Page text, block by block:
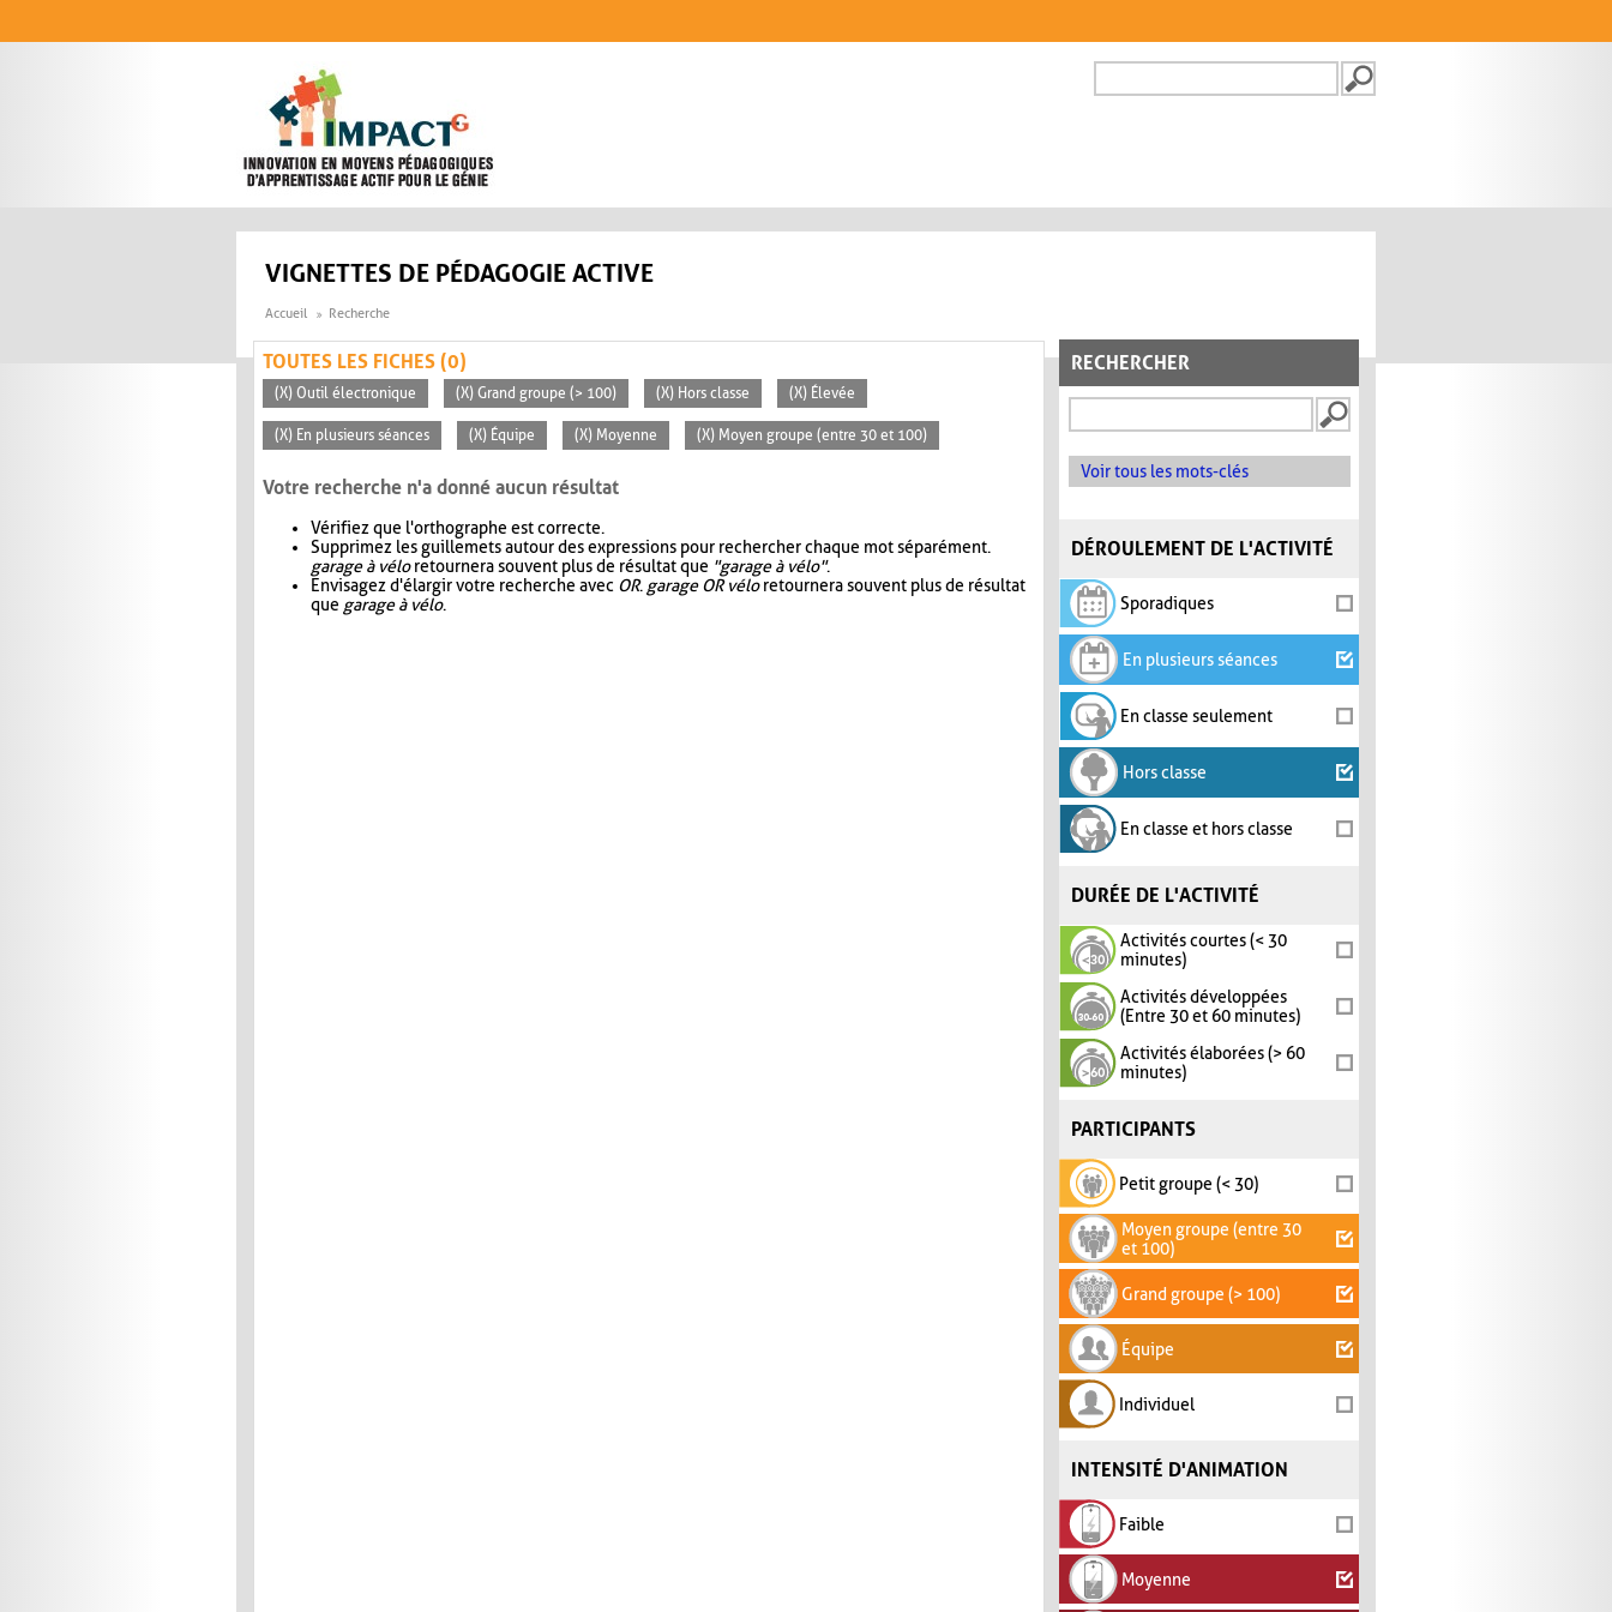
FORMULAIRE DE
VIGNETTES DE PÉDAGOGIE ACTIVE
Accueil Recherche
RECHERCHER
Voir tous les mots-clés
DÉROULEMENT DE L'ACTIVITÉ
Sporadiques
En plusieurs séances
En classe seulement
Hors classe
En classe et hors classe
DURÉE DE L'ACTIVITÉ
Activités courtes (< 30
minutes)
Activités développées
(Entre 30 et 60 minutes)
Activités élaborées (> 60
minutes)
PARTICIPANTS
Petit groupe (< 30)
Moyen groupe (entre 30
et 100)
Grand groupe (> 100)
Équipe
Individuel
INTENSITÉ D'ANIMATION
Faible
Moyenne
TOUTES LES FICHES (0)
(X) Outil électronique (X) Grand groupe (> 100) (X) Hors classe (X) Élevée
(X) En plusieurs séances (X) Équipe (X) Moyenne (X) Moyen groupe (entre 30 et 100)
Votre recherche n'a donné aucun résultat
Vérifiez que l'orthographe est correcte.
Supprimez les guillemets autour des expressions pour rechercher chaque mot séparément.
garage à véloretournera souvent plus de résultat que "garage à vélo".
Envisagez d'élargir votre recherche avec OR. garage OR véloretournera souvent plus de résultat
que garage à vélo.